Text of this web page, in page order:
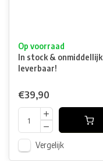
Op voorraad
In stock & onmiddellijk
leverbaar!
€39,90
Vergelijk